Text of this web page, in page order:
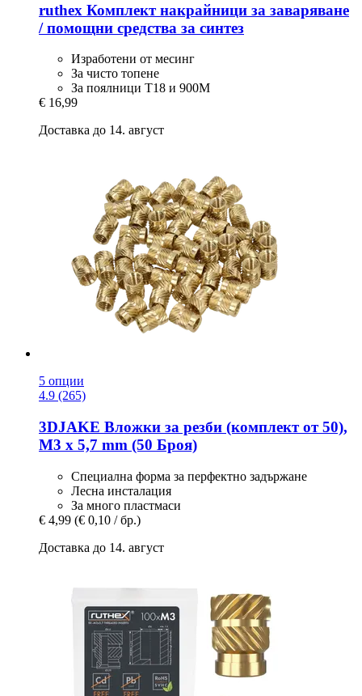
ruthex Комплект накрайници за заваряване
/ помощни средства за синтез
Изработени от месинг
За чисто топене
За поялници T18 и 900M
€ 16,99
Доставка до 14. август
5 опции
4.9 (265)
3DJAKE Вложки за резби (комплект от 50),
M3 x 5,7 mm (50 Броя)
Специална форма за перфектно задържане
Лесна инсталация
За много пластмаси
€ 4,99 (€ 0,10 / бр.)
Доставка до 14. август